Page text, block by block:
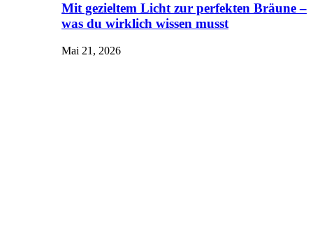
Mit gezieltem Licht zur perfekten Bräune –
was du wirklich wissen musst
Mai 21, 2026